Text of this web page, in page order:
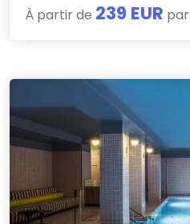
À partir de 239 EUR